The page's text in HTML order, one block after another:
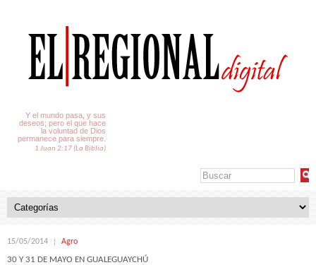
Y el mundo pasa, y sus
deseos; pero el que hace
la voluntad de Dios
permanece para siempre.
1 Juan 2:17 (La Biblia)
15/05/2014 Agro
30 Y 31 DE MAYO EN GUALEGUAYCHÚ